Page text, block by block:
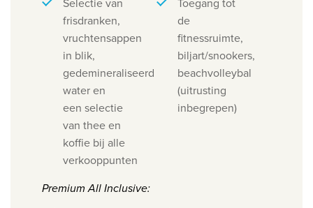
Selectie van
frisdranken,
vruchtensappen
in blik,
gedemineraliseerd
water en
een selectie
van thee en
koffie bij alle
verkooppunten
Toegang tot
de
fitnessruimte,
biljart/snookers,
beachvolleybal
(uitrusting
inbegrepen)
​Premium All Inclusive​: